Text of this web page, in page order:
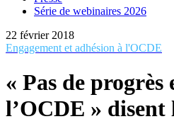
Série de webinaires 2026
22 février 2018
Engagement et adhésion à l'OCDE
« Pas de
l’OCDE » disent